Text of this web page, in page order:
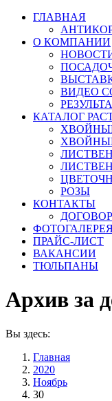
ГЛАВНАЯ
О КОМПАНИИ
ВИДЕО
КАТАЛОГ
РОЗЫ
КОНТАКТЫ
ДОГОВОР
ПРАЙС-ЛИСТ
ВАКАНСИИ
ТЮЛЬПАНЫ
Архив за
Вы здесь:
Главная
2020
Ноябрь
30